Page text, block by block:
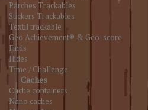
Parches Trackables
Stickers Trackables
Textil trackable
Geo Achievement® & Geo-score
Finds
Hides
Time / Challenge
Caches
Cache containers
Nano caches